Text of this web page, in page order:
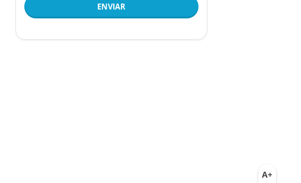
ENVIAR